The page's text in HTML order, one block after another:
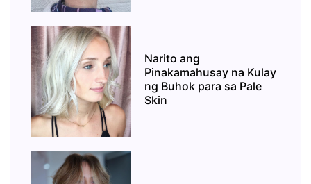
Narito ang
Pinakamahusay na Kulay
ng Buhok para sa Pale
Skin